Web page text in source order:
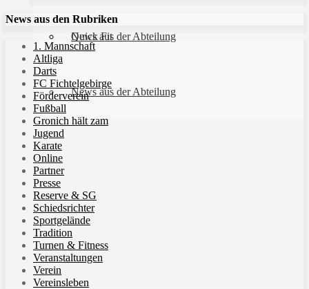
Quick Fit
News aus der Abteilung
News aus der Abteilung
News aus den Rubriken
1. Mannschaft
Altliga
Darts
FC Fichtelgebirge
Förderverein
Fußball
Gronich hält zam
Jugend
Karate
Online
Partner
Presse
Reserve & SG
Schiedsrichter
Sportgelände
Tradition
Turnen & Fitness
Veranstaltungen
Verein
Vereinsleben